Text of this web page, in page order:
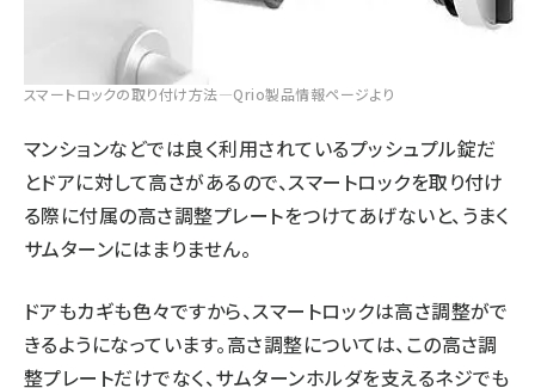
スマートロックの取り付け方法—Qrio製品情報ページより
マンションなどでは良く利用されているプッシュプル錠だ
とドアに対して高さがあるので、スマートロックを取り付け
る際に付属の高さ調整プレートをつけてあげないと、うまく
サムターンにはまりません。
ドアもカギも色々ですから、スマートロックは高さ調整がで
きるようになっています。高さ調整については、この高さ調
整プレートだけでなく、サムターンホルダを支えるネジでも